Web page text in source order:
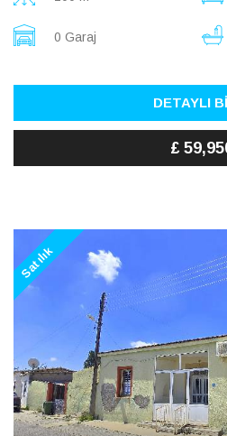
0 Garaj
DETAYLI
£
Satılık